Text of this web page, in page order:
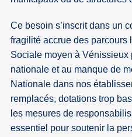
Ce besoin s’inscrit dans un
fragilité accrue des parcours
Sociale moyen à
nationale et au manque de
Nationale dans nos
remplacés, dotations trop
les mesures de
essentiel pour soutenir la